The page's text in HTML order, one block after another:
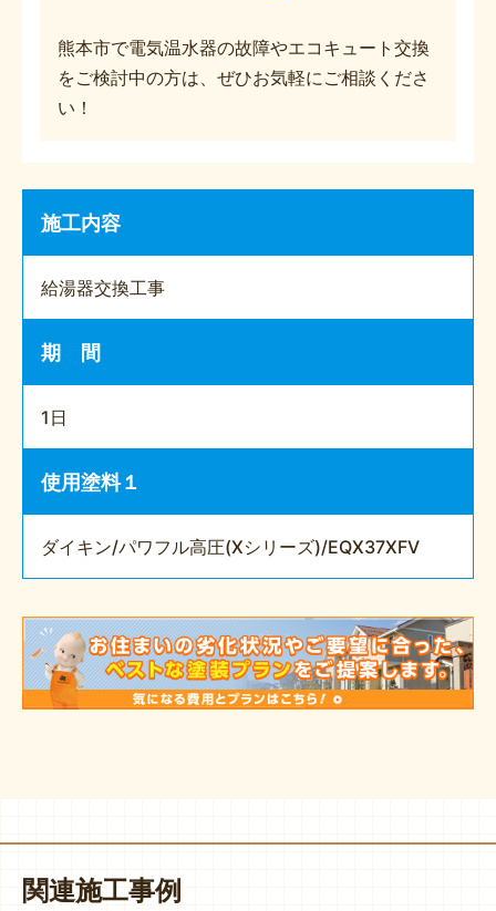
熊本市で電気温水器の故障やエコキュート交換
をご検討中の方は、ぜひお気軽にご相談くださ
い！
施工内容
給湯器交換工事
期 間
1日
使用塗料１
ダイキン/パワフル高圧(Xシリーズ)/EQX37XFV
関連施工事例